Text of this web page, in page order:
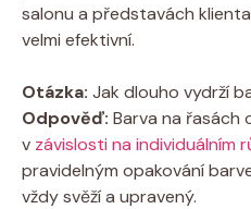
salonu a představách
velmi efektivní.
Otázka: Jak dlouho vydrží
Odpověď: Barva na řasách
v závislosti na individuálním
pravidelným opakování
vždy svěží a upravený.